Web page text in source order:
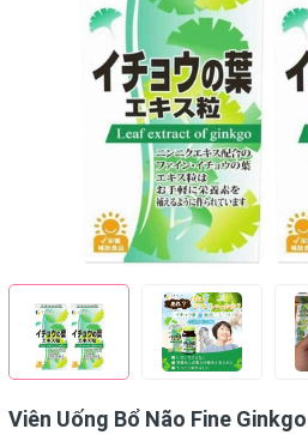
Viên Uống Bổ Não Fine